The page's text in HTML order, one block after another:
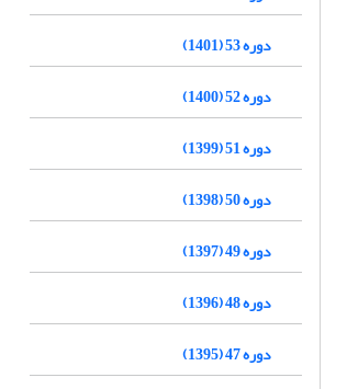
دوره 53 (1401)
دوره 52 (1400)
دوره 51 (1399)
دوره 50 (1398)
دوره 49 (1397)
دوره 48 (1396)
دوره 47 (1395)